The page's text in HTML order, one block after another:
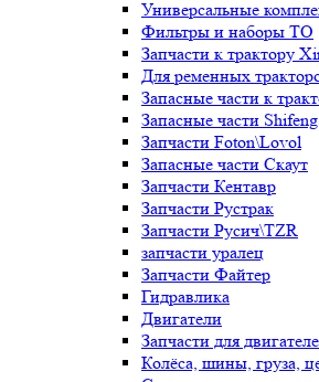
Универсальные
Фильтры и наборы ТО
Запчасти к трактору
Для ременных
Запасные части к
Запасные части Shifeng
Запчасти Foton\Lovol
Запасные части Скаут
Запчасти Кентавр
Запчасти Рустрак
Запчасти Русич\TZR
запчасти уралец
Запчасти Файтер
Гидравлика
Двигатели
Запчасти для
Колёса, шины, груза,